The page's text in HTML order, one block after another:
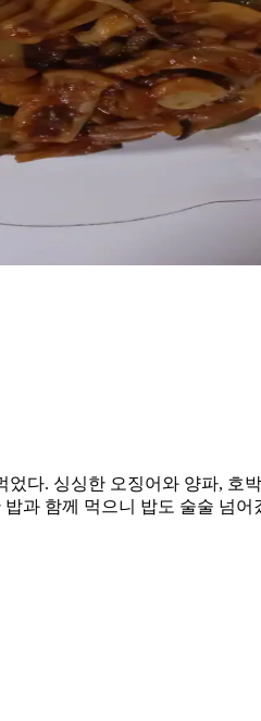
다. 싱싱한 오징어와 양파, 호
과 함께 먹으니 밥도 술술 넘